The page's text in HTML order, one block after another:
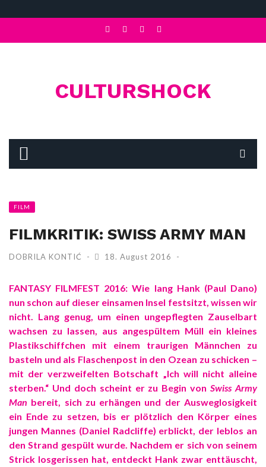
CULTURSHOCK
FILM
FILMKRITIK: SWISS ARMY MAN
DOBRILA KONTIĆ 18. August 2016
FANTASY FILMFEST 2016: Wie lang Hank (Paul Dano)
nun schon auf dieser einsamen Insel festsitzt, wissen wir
nicht. Lang genug, um einen ungepflegten Zauselbart
wachsen zu lassen, aus angespültem Müll ein kleines
Plastikschiffchen mit einem traurigen Männchen zu
basteln und als Flaschenpost in den Ozean zu schicken –
mit der verzweifelten Botschaft „Ich will nicht alleine
sterben.“ Und doch scheint er zu Begin vonSwiss Army
Man bereit, sich zu erhängen und der Ausweglosigkeit
ein Ende zu setzen, bis er plötzlich den Körper eines
jungen Mannes (Daniel Radcliffe) erblickt, der leblos an
den Strand gespült wurde. Nachdem er sich von seinem
Strick losgerissen hat, entdeckt Hank zwar enttäuscht,